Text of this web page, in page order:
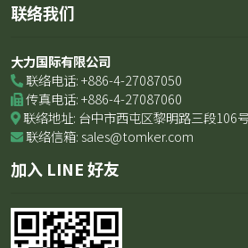
联络我们
大力国际有限公司
联络电话: +886-4-27087050
传真电话: +886-4-27087060
联络地址: 台中市西屯区黎明路三段106
联络信箱: sales@tomker.com
加入 LINE 好友